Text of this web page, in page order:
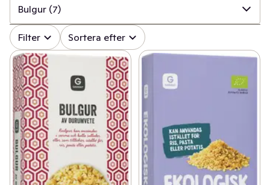
✓ Alla (1714)
✓ Baljväxter & konserver
✓ Pasta & pastasås (215)
✓ Mjöl & bakning (232)
✓ Tex mex (125)
✓ Asien (223)
✓ Sylt & socker (151)
Bulgur (7)
✓ Alla (66)
✓ Jasminris
✓ Långkornigt ris
✓ Basmatiris (13)
✓ Övriga matgryn (11)
✓ Råris & fullkornsris (6)
Filter Sortera efter